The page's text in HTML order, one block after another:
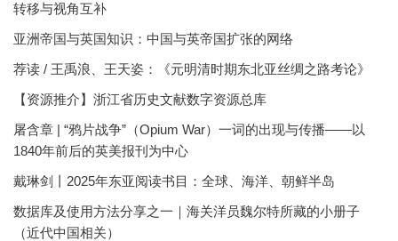
转移与视角互补
亚洲帝国与英国知识：中国与英帝国扩张的网络
荐读 / 王禹浪、王天姿：《元明清时期东北亚丝绸之路考论》
【资源推介】浙江省历史文献数字资源总库
屠含章 | “鸦片战争”（Opium War）一词的出现与传播——以
1840年前后的英美报刊为中心
戴琳剑丨2025年东亚阅读书目：全球、海洋、朝鲜半岛
数据库及使用方法分享之一｜海关洋员魏尔特所藏的小册子
（近代中国相关）